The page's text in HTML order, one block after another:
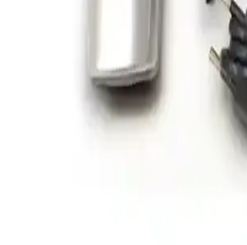
Erkek bakım kitleri ve tıraş
ürünlerle günlük bakım rutininizi
özelliklerle kişisel tercihlere
Progemei GM-566 Çok
Seti Kablosuz ve
Progemei GM-566, kablosuz